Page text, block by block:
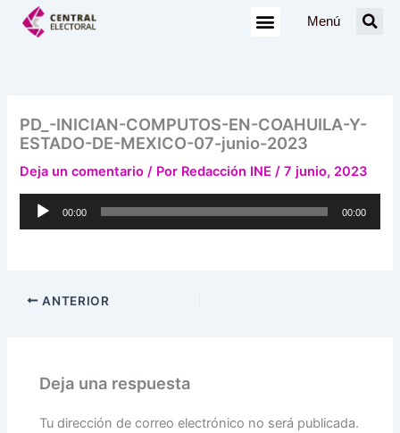
Menú
PD_-INICIAN-COMPUTOS-EN-COAHUILA-Y-
ESTADO-DE-MEXICO-07-junio-2023
Deja un comentario / Por Redacción INE/7 junio, 2023
Reproductor
00:00 00:00
ANTERIOR
Deja una respuesta
Tu dirección de correo electrónico no será publicada.